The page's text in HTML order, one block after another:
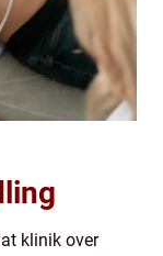
klinik over